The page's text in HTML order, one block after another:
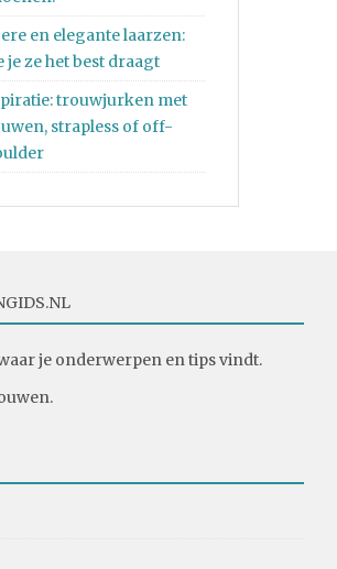
en elegante laarzen:
je ze het best draagt
trouwjurken met
strapless of off-
je onderwerpen en tips vindt.